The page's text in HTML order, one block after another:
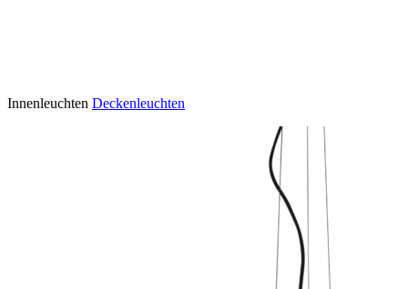
Innenleuchten Deckenleuchten